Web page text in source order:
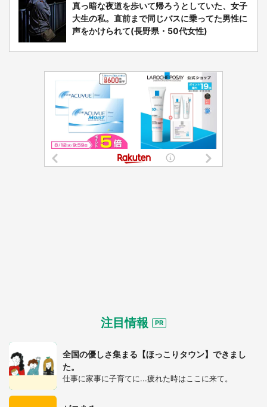
真っ暗な夜道を歩いて帰ろうとしていた、女子
大生の私。直前まで同じバスに乗ってた男性に
声をかけられて(長野県・50代女性)
注目情報
全国の優しさ集まる【ほっこりタウン】できまし
た。
仕事に家事に子育てに...疲れた時はここに来て。